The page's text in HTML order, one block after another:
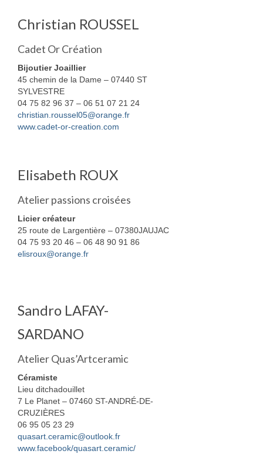
Christian ROUSSEL
Cadet Or Création
Bijoutier Joaillier
45 chemin de la Dame – 07440 ST
SYLVESTRE
04 75 82 96 37 – 06 51 07 21 24
christian.roussel05@orange.fr
www.cadet-or-creation.com
Elisabeth ROUX
Atelier passions croisées
Licier créateur
25 route de Largentière – 07380JAUJAC
04 75 93 20 46 – 06 48 90 91 86
elisroux@orange.fr
Sandro LAFAY-
SARDANO
Atelier Quas’Artceramic
Céramiste
Lieu ditchadouillet
7 Le Planet – 07460 ST-ANDRÉ-DE-
CRUZIÈRES
06 95 05 23 29
quasart.ceramic@outlook.fr
www.facebook/quasart.ceramic/